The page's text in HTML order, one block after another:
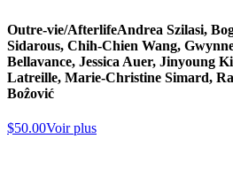
Outre-vie/AfterlifeAndrea Szilasi,
Sidarous, Chih-Chien Wang,
Bellavance, Jessica Auer, Jinyoung
Latreille, Marie-Christine Simard,
Boẑović
$50.00Voir plus